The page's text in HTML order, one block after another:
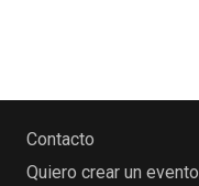
Contacto
Quiero crear un evento